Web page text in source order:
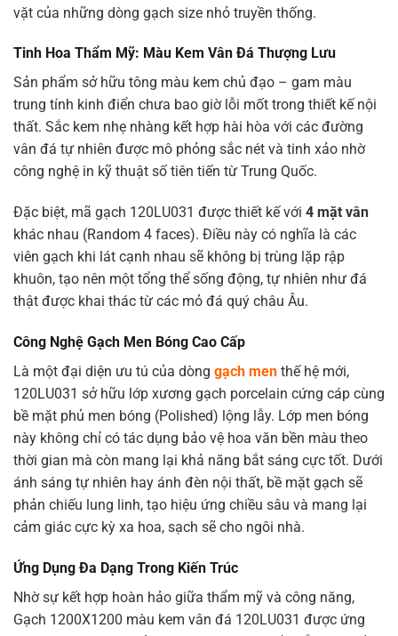
vặt của những dòng gạch size nhỏ truyền thống.
Tinh Hoa Thẩm Mỹ: Màu Kem Vân Đá Thượng Lưu
Sản phẩm sở hữu tông màu kem chủ đạo – gam màu
trung tính kinh điển chưa bao giờ lỗi mốt trong thiết kế nội
thất. Sắc kem nhẹ nhàng kết hợp hài hòa với các đường
vân đá tự nhiên được mô phỏng sắc nét và tinh xảo nhờ
công nghệ in kỹ thuật số tiên tiến từ Trung Quốc.
Đặc biệt, mã gạch 120LU031 được thiết kế với 4 mặt vân
khác nhau (Random 4 faces). Điều này có nghĩa là các
viên gạch khi lát cạnh nhau sẽ không bị trùng lặp rập
khuôn, tạo nên một tổng thể sống động, tự nhiên như đá
thật được khai thác từ các mỏ đá quý châu Âu.
Công Nghệ Gạch Men Bóng Cao Cấp
Là một đại diện ưu tú của dòng gạch men thế hệ mới,
120LU031 sở hữu lớp xương gạch porcelain cứng cáp cùng
bề mặt phủ men bóng (Polished) lộng lẫy. Lớp men bóng
này không chỉ có tác dụng bảo vệ hoa văn bền màu theo
thời gian mà còn mang lại khả năng bắt sáng cực tốt. Dưới
ánh sáng tự nhiên hay ánh đèn nội thất, bề mặt gạch sẽ
phản chiếu lung linh, tạo hiệu ứng chiều sâu và mang lại
cảm giác cực kỳ xa hoa, sạch sẽ cho ngôi nhà.
Ứng Dụng Đa Dạng Trong Kiến Trúc
Nhờ sự kết hợp hoàn hảo giữa thẩm mỹ và công năng,
Gạch 1200X1200 màu kem vân đá 120LU031 được ứng